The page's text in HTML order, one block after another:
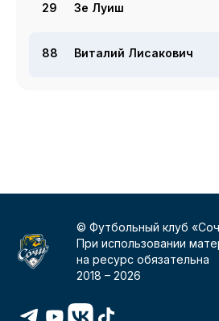
29 Зе Луиш
88 Виталий Лисакович
© Футбольный клуб
При использовании
на ресурс обязательна
2018 –2026